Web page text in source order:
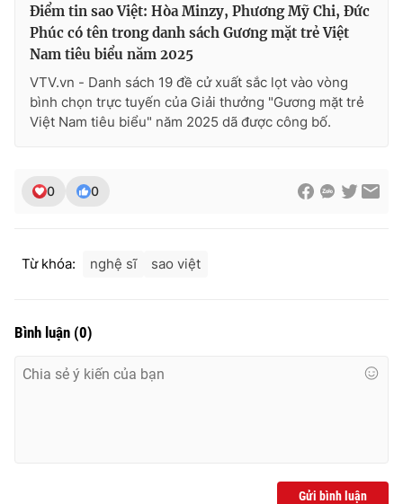
Điểm tin sao Việt: Hòa Minzy, Phương Mỹ Chi, Đức
Phúc có tên trong danh sách Gương mặt trẻ Việt
Nam tiêu biểu năm 2025
VTV.vn - Danh sách 19 đề cử xuất sắc lọt vào vòng
bình chọn trực tuyến của Giải thưởng "Gương mặt trẻ
Việt Nam tiêu biểu" năm 2025 dã được công bố.
0 0
Từ khóa: nghệ sĩ sao việt
Bình luận (0)
Gửi bình luận